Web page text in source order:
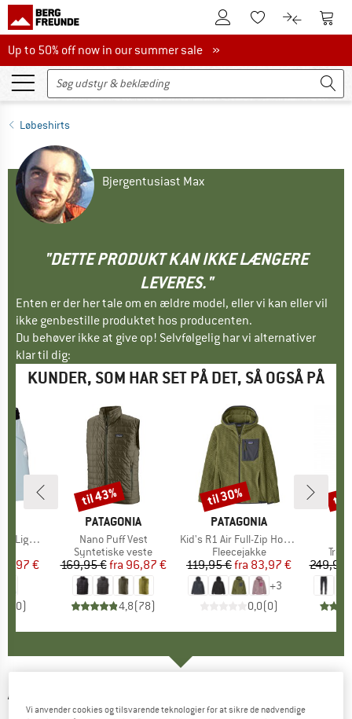
Til kundekontoenTil huskesedlen.
Til Til
Up to 50% off now in our summer sale
Up to 50% off now in our summer sale »
Løbeshirts
Bjergentusiast Max
"DETTE PRODUKT KAN IKKE LÆNGERE
LEVERES."
Enten er der her tale om en ældre model, eller vi kan eller vil
ikke genbestille produktet hos producenten.
Du behøver ikke at give op! Selvfølgelig har vi alternativer
klar til dig:
KUNDER, SOM HAR SET PÅ DET, SÅ OGSÅ PÅ
Shorts
pris
77,97 €
0)
MÆRKE
PATAGONIA
Artikel
Nano Puff Vest
Produktgruppe
Syntetiske veste
Pris
169,95 € Nedsat pris
fra 96,87 €
4,8(78)
Rabat
til 43%
MÆRKE
PATAGONIA
Artikel
Kid's R1 Air Full-Zip Hoody
Produktgruppe
Fleecejakke
Pris
119,95 € Nedsat pris
fra 83,97 €
+3
0,0(0)
Rabat
til 30%
249,95
til
ARC'TERYX
Vi anvender cookies og tilsvarende teknologier for at sikre de nødvendige